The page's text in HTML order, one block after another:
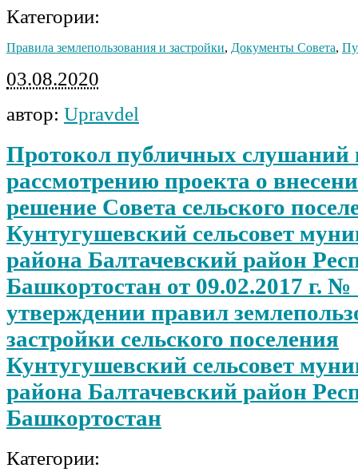
Категории:
Правила землепользования и застройки, Документы Совета,
03.08.2020
автор: Upravdel
Протокол публичных слушаний
рассмотрению проекта о
решение Совета сельского
Кунтугушевский сельсовет
района Балтачевский район
Башкортостан от 09.02.2017 г.
утверждении правил
застройки сельского поселения
Кунтугушевский сельсовет
района Балтачевский район
Башкортостан
Категории: